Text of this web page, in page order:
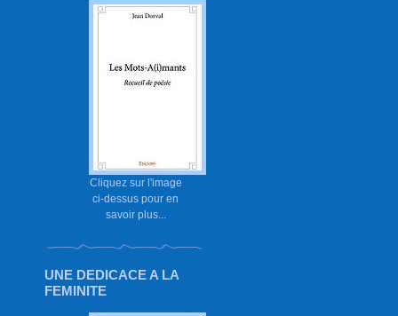
Cliquez sur l'image
ci-dessus pour en
savoir plus...
UNE DEDICACE A LA
FEMINITE